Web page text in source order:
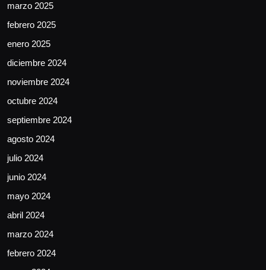
marzo 2025
febrero 2025
enero 2025
diciembre 2024
noviembre 2024
octubre 2024
septiembre 2024
agosto 2024
julio 2024
junio 2024
mayo 2024
abril 2024
marzo 2024
febrero 2024